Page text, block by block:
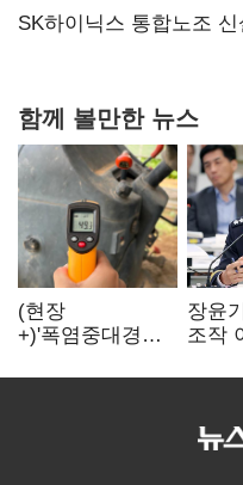
과징금 4억6200만원 부
SK하이닉스 통합노조
함께 볼만한 뉴스
(현장
+)'폭염중대경보'
이주노동자는
장윤
조작
내부